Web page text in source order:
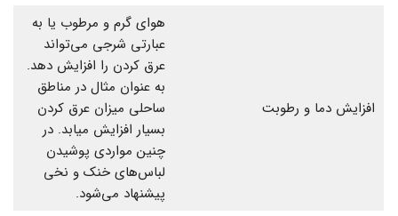
افزایش دما و رطوبت
هوای گرم و مرطوب یا به
عبارتی شرجی می‌تواند
عرق کردن را افزایش دهد.
به عنوان مثال در مناطق
ساحلی میزان عرق کردن
بسیار افزایش میابد. در
چنین مواردی پوشیدن
لباس‌های خنک و نخی
پیشنهاد می‌شود.